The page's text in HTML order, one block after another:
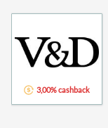
3,00% cashback